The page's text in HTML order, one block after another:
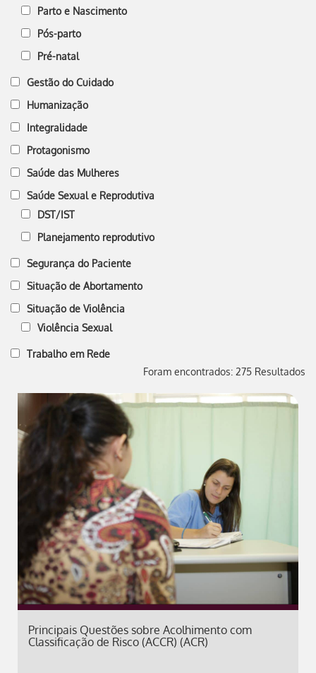
Parto e Nascimento
Pós-parto
Pré-natal
Gestão do Cuidado
Humanização
Integralidade
Protagonismo
Saúde das Mulheres
Saúde Sexual e Reprodutiva
DST/IST
Planejamento reprodutivo
Segurança do Paciente
Situação de Abortamento
Situação de Violência
Violência Sexual
Trabalho em Rede
Foram encontrados: 275 Resultados
Principais Questões sobre Acolhimento com
Classificação de Risco (ACCR) (ACR)